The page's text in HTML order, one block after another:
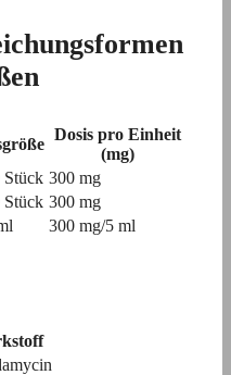
Dosis pro Einheit
(mg)
Stück 300 mg
Stück 300 mg
300 mg/5 ml